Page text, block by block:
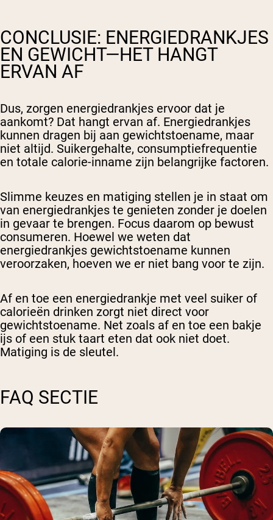
CONCLUSIE: ENERGIEDRANKJES
EN GEWICHT—HET HANGT
ERVAN AF
Dus, zorgen energiedrankjes ervoor dat je
aankomt? Dat hangt ervan af. Energiedrankjes
kunnen dragen bij aan gewichtstoename, maar
niet altijd. Suikergehalte, consumptiefrequentie
en totale calorie-inname zijn belangrijke factoren.
Slimme keuzes en matiging stellen je in staat om
van energiedrankjes te genieten zonder je doelen
in gevaar te brengen. Focus daarom op bewust
consumeren. Hoewel we weten dat
energiedrankjes gewichtstoename kunnen
veroorzaken, hoeven we er niet bang voor te zijn.
Af en toe een energiedrankje met veel suiker of
calorieën drinken zorgt niet direct voor
gewichtstoename. Net zoals af en toe een bakje
ijs of een stuk taart eten dat ook niet doet.
Matiging is de sleutel.
FAQ SECTIE